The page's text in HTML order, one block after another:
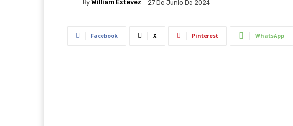
By William Estevez 27 De Junio De 2024
Facebook X Pinterest WhatsApp